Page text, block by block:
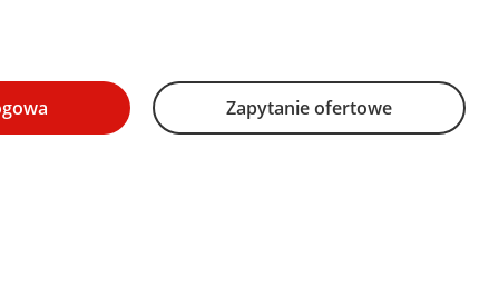
Zapytanie ofertowe